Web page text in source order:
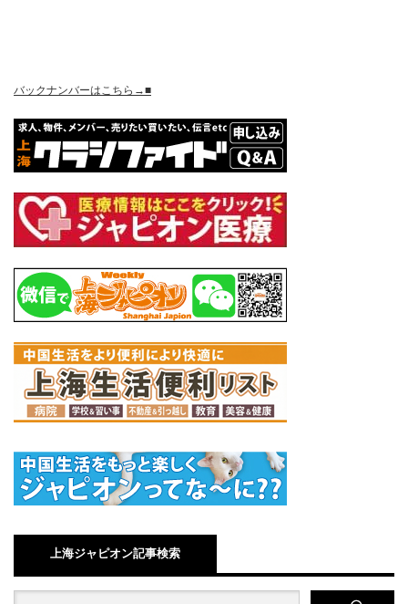
バックナンバーはこちら→■
上海ジャピオン記事検索